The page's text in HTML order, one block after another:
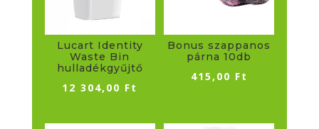
Lucart Identity
Waste Bin
hulladékgyűjtő
12 304,00 Ft
Bonus szappanos
párna 10db
415,00 Ft